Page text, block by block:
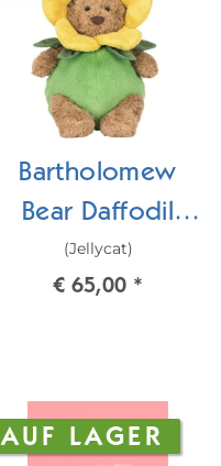
Bartholomew
Bear Daffodil
Outfit
(Jellycat)
€ 65,00 *
AUF LAGER